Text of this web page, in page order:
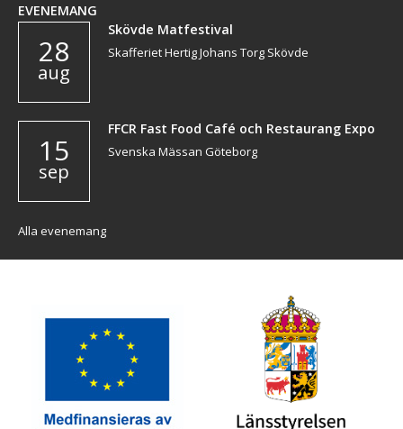
EVENEMANG
28
aug
Skövde Matfestival
Skafferiet Hertig Johans Torg Skövde
15
sep
FFCR Fast Food Café och Restaurang Expo
Svenska Mässan Göteborg
Alla evenemang